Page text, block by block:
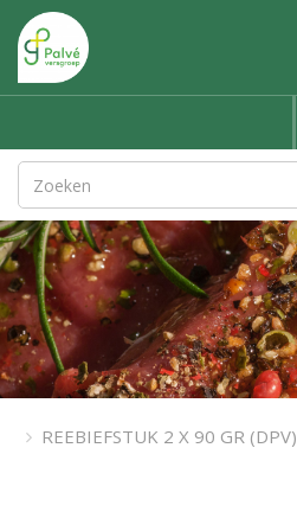
REEBIEFSTUK 2 X 90 GR (DPV)